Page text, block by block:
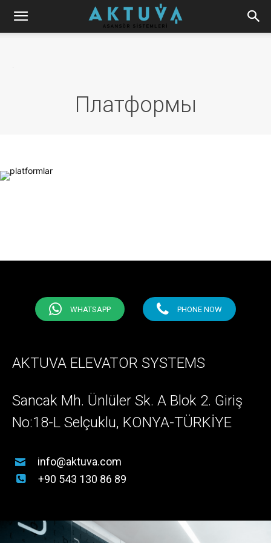
Платформы
WHATSAPP PHONE NOW
AKTUVA ELEVATOR SYSTEMS
Sancak Mh. Ünlüler Sk. A Blok 2. Giriş
No:18-L Selçuklu, KONYA-TÜRKİYE
info@aktuva.com
+90 543 130 86 89